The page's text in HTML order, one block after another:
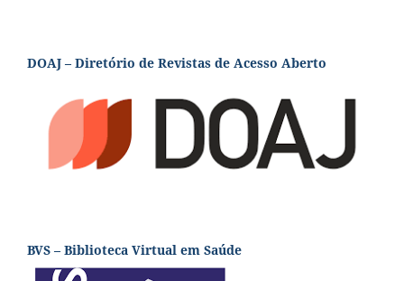
DOAJ – Diretório de Revistas de Acesso Aberto
BVS – Biblioteca Virtual em Saúde